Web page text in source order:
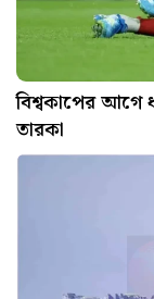
বিশ্বকাপের আগে
তারকা